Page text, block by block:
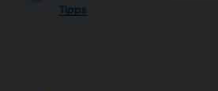
Tipps